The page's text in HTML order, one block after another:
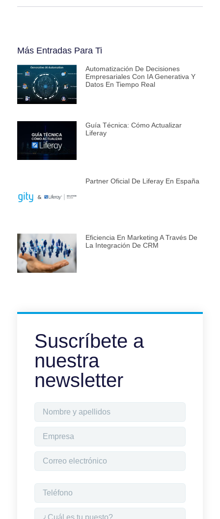
Más Entradas Para Ti
Automatización De Decisiones
Empresariales Con IA Generativa Y
Datos En Tiempo Real
Guía Técnica: Cómo Actualizar
Liferay
Partner Oficial De Liferay En España
Eficiencia En Marketing A Través De
La Integración De CRM
Suscríbete a
nuestra
newsletter